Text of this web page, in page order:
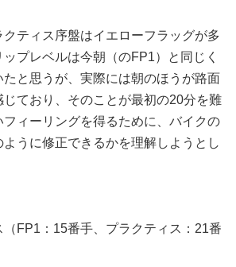
クティス序盤はイエローフラッグが多
プレベルは今朝（のFP1）と同じく
たと思うが、実際には朝のほうが路面
ており、そのことが最初の20分を難
フィーリングを得るために、バイクの
うに修正できるかを理解しようとし
FP1：15番手、プラクティス：21番